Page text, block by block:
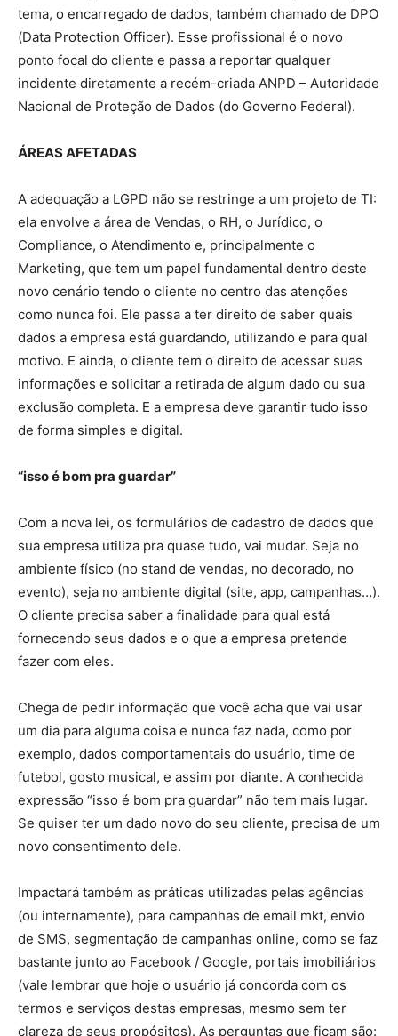
tema, o encarregado de dados, também chamado de DPO
(Data Protection Officer). Esse profissional é o novo
ponto focal do cliente e passa a reportar qualquer
incidente diretamente a recém-criada ANPD – Autoridade
Nacional de Proteção de Dados (do Governo Federal).
ÁREAS AFETADAS
A adequação a LGPD não se restringe a um projeto de TI:
ela envolve a área de Vendas, o RH, o Jurídico, o
Compliance, o Atendimento e, principalmente o
Marketing, que tem um papel fundamental dentro deste
novo cenário tendo o cliente no centro das atenções
como nunca foi. Ele passa a ter direito de saber quais
dados a empresa está guardando, utilizando e para qual
motivo. E ainda, o cliente tem o direito de acessar suas
informações e solicitar a retirada de algum dado ou sua
exclusão completa. E a empresa deve garantir tudo isso
de forma simples e digital.
“isso é bom pra guardar”
Com a nova lei, os formulários de cadastro de dados que
sua empresa utiliza pra quase tudo, vai mudar. Seja no
ambiente físico (no stand de vendas, no decorado, no
evento), seja no ambiente digital (site, app, campanhas…).
O cliente precisa saber a finalidade para qual está
fornecendo seus dados e o que a empresa pretende
fazer com eles.
Chega de pedir informação que você acha que vai usar
um dia para alguma coisa e nunca faz nada, como por
exemplo, dados comportamentais do usuário, time de
futebol, gosto musical, e assim por diante. A conhecida
expressão “isso é bom pra guardar” não tem mais lugar.
Se quiser ter um dado novo do seu cliente, precisa de um
novo consentimento dele.
Impactará também as práticas utilizadas pelas agências
(ou internamente), para campanhas de email mkt, envio
de SMS, segmentação de campanhas online, como se faz
bastante junto ao Facebook / Google, portais imobiliários
(vale lembrar que hoje o usuário já concorda com os
termos e serviços destas empresas, mesmo sem ter
clareza de seus propósitos). As perguntas que ficam são: